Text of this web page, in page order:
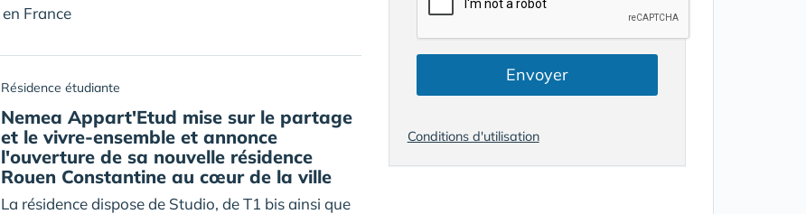
en France
Résidence étudiante
Nemea Appart'Etud mise sur le partage
et le vivre-ensemble et annonce
l'ouverture de sa nouvelle résidence
Rouen Constantine au cœur de la ville
La résidence dispose de Studio, de T1 bis ainsi que
Envoyer
Conditions d'utilisation